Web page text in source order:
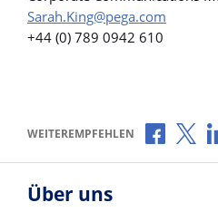
Sarah.King@pega.com
+44 (0) 789 0942 610
WEITEREMPFEHLEN Über
Über uns